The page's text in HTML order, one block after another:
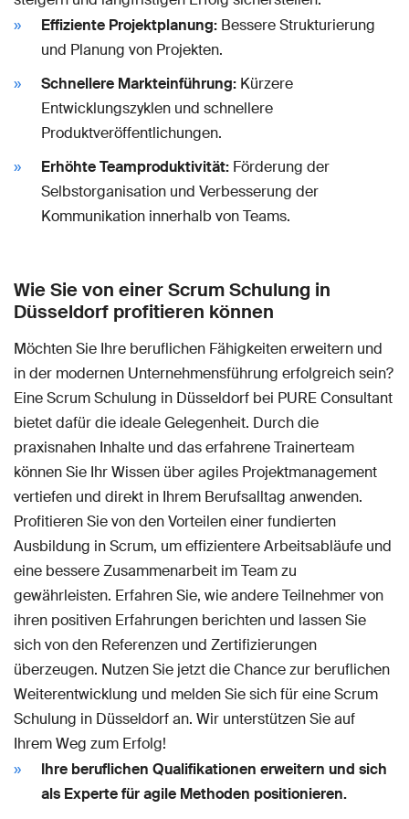
Effiziente Projektplanung: Bessere Strukturierung
und Planung von Projekten.
Schnellere Markteinführung: Kürzere
Entwicklungszyklen und schnellere
Produktveröffentlichungen.
Erhöhte Teamproduktivität: Förderung der
Selbstorganisation und Verbesserung der
Kommunikation innerhalb von Teams.
Wie Sie von einer Scrum Schulung in
Düsseldorf profitieren können
Möchten Sie Ihre beruflichen Fähigkeiten erweitern und
in der modernen Unternehmensführung erfolgreich sein?
Eine Scrum Schulung in Düsseldorf bei PURE Consultant
bietet dafür die ideale Gelegenheit. Durch die
praxisnahen Inhalte und das erfahrene Trainerteam
können Sie Ihr Wissen über agiles Projektmanagement
vertiefen und direkt in Ihrem Berufsalltag anwenden.
Profitieren Sie von den Vorteilen einer fundierten
Ausbildung in Scrum, um effizientere Arbeitsabläufe und
eine bessere Zusammenarbeit im Team zu
gewährleisten. Erfahren Sie, wie andere Teilnehmer von
ihren positiven Erfahrungen berichten und lassen Sie
sich von den Referenzen und Zertifizierungen
überzeugen. Nutzen Sie jetzt die Chance zur beruflichen
Weiterentwicklung und melden Sie sich für eine Scrum
Schulung in Düsseldorf an. Wir unterstützen Sie auf
Ihrem Weg zum Erfolg!
Ihre beruflichen Qualifikationen erweitern und sich
als Experte für agile Methoden positionieren.